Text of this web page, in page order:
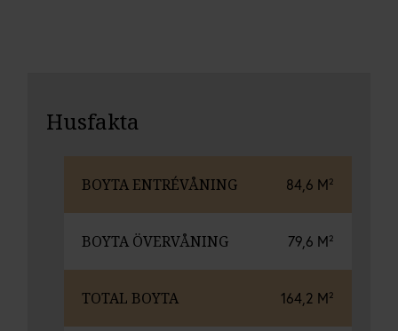
Husfakta
BOYTA ENTRÉVÅNING 84,6 M²
BOYTA ÖVERVÅNING 79,6 M²
TOTAL BOYTA 164,2 M²